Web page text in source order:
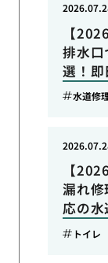
【
排水
選！
水道修
【
漏れ
応の
トイレ